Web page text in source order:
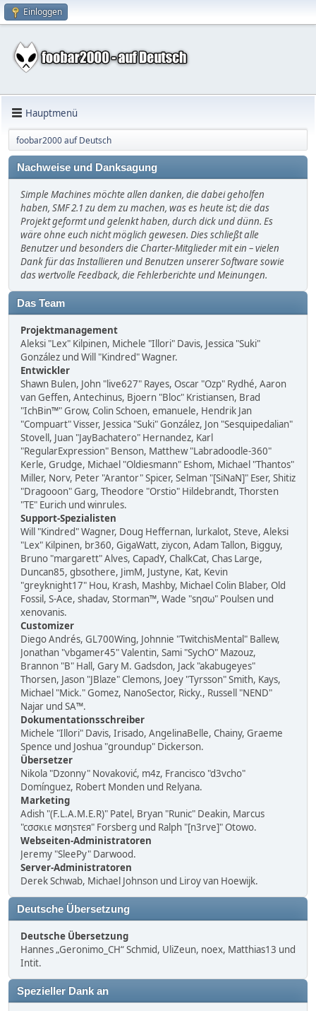
Einloggen
Hauptmenü
foobar2000 auf Deutsch
Nachweise und Danksagung
Simple Machines möchte allen danken, die dabei geholfen
haben, SMF 2.1 zu dem zu machen, was es heute ist; die das
Projekt geformt und gelenkt haben, durch dick und dünn. Es
wäre ohne euch nicht möglich gewesen. Dies schließt alle
Benutzer und besonders die Charter-Mitglieder mit ein – vielen
Dank für das Installieren und Benutzen unserer Software sowie
das wertvolle Feedback, die Fehlerberichte und Meinungen.
Das Team
Projektmanagement
Aleksi "Lex" Kilpinen, Michele "Illori" Davis, Jessica "Suki"
González und Will "Kindred" Wagner.
Entwickler
Shawn Bulen, John "live627" Rayes, Oscar "Ozp" Rydhé, Aaron
van Geffen, Antechinus, Bjoern "Bloc" Kristiansen, Brad
"IchBin™" Grow, Colin Schoen, emanuele, Hendrik Jan
"Compuart" Visser, Jessica "Suki" González, Jon "Sesquipedalian"
Stovell, Juan "JayBachatero" Hernandez, Karl
"RegularExpression" Benson, Matthew "Labradoodle-360"
Kerle, Grudge, Michael "Oldiesmann" Eshom, Michael "Thantos"
Miller, Norv, Peter "Arantor" Spicer, Selman "[SiNaN]" Eser, Shitiz
"Dragooon" Garg, Theodore "Orstio" Hildebrandt, Thorsten
"TE" Eurich und winrules.
Support-Spezialisten
Will "Kindred" Wagner, Doug Heffernan, lurkalot, Steve, Aleksi
"Lex" Kilpinen, br360, GigaWatt, ziycon, Adam Tallon, Bigguy,
Bruno "margarett" Alves, CapadY, ChalkCat, Chas Large,
Duncan85, gbsothere, JimM, Justyne, Kat, Kevin
"greyknight17" Hou, Krash, Mashby, Michael Colin Blaber, Old
Fossil, S-Ace, shadav, Storman™, Wade "sησω" Poulsen und
xenovanis.
Customizer
Diego Andrés, GL700Wing, Johnnie "TwitchisMental" Ballew,
Jonathan "vbgamer45" Valentin, Sami "SychO" Mazouz,
Brannon "B" Hall, Gary M. Gadsdon, Jack "akabugeyes"
Thorsen, Jason "JBlaze" Clemons, Joey "Tyrsson" Smith, Kays,
Michael "Mick." Gomez, NanoSector, Ricky., Russell "NEND"
Najar und SA™.
Dokumentationsschreiber
Michele "Illori" Davis, Irisado, AngelinaBelle, Chainy, Graeme
Spence und Joshua "groundup" Dickerson.
Übersetzer
Nikola "Dzonny" Novaković, m4z, Francisco "d3vcho"
Domínguez, Robert Monden und Relyana.
Marketing
Adish "(F.L.A.M.E.R)" Patel, Bryan "Runic" Deakin, Marcus
"cσσкιє мσηѕтєя" Forsberg und Ralph "[n3rve]" Otowo.
Webseiten-Administratoren
Jeremy "SleePy" Darwood.
Server-Administratoren
Derek Schwab, Michael Johnson und Liroy van Hoewijk.
Deutsche Übersetzung
Deutsche Übersetzung
Hannes „Geronimo_CH“ Schmid, UliZeun, noex, Matthias13 und
Intit.
Spezieller Dank an